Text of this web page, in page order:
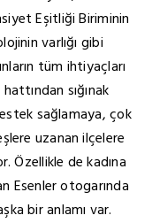
Eşitliği Biriminin
varlığı gibi
tüm ihtiyaçları
sığınak
sağlamaya, çok
uzanan ilçelere
Özellikle de kadına
Esenler otogarında
bir anlamı var.